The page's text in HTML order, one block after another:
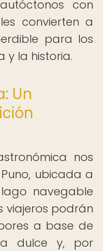
con
convierten a
para los
y la historia.
Un
nos
ubicada a
navegable
viajeros podrán
a base de
dulce y, por